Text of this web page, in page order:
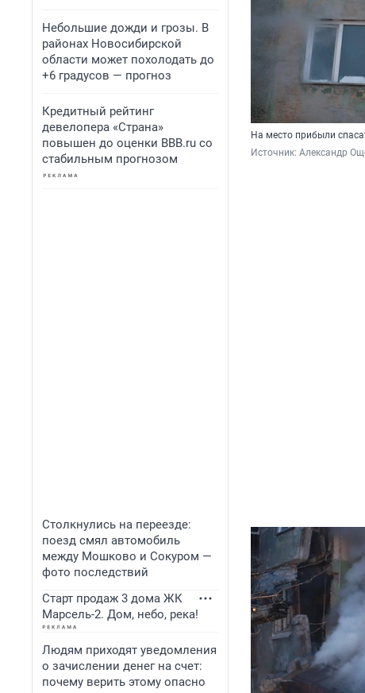
Небольшие дожди и грозы. В
районах Новосибирской
области может похолодать до
+6 градусов — прогноз
Кредитный рейтинг
девелопера «Страна»
повышен до оценки BBB.ru со
стабильным прогнозом
Столкнулись на переезде:
поезд смял автомобиль
между Мошково и Сокуром —
фото последствий
Старт продаж 3 дома ЖК
Марсель-2. Дом, небо, река!
Людям приходят уведомления
о зачислении денег на счет:
почему верить этому опасно
На место прибыли
Источник: Александр